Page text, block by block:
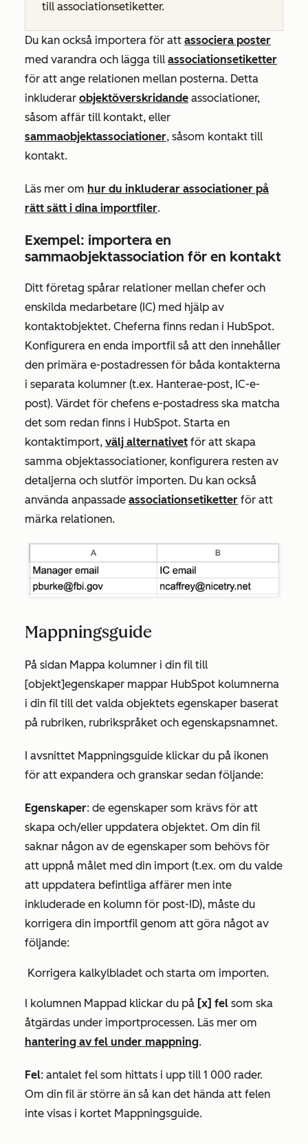
till associationsetiketter.
Du kan också importera för att associera poster
med varandra och lägga till associationsetiketter
för att ange relationen mellan posterna. Detta
inkluderar objektöverskridande associationer,
såsom affär till kontakt, eller
sammaobjektassociationer, såsom kontakt till
kontakt.
Läs mer om hur du inkluderar associationer på
rätt sätt i dina importfiler.
Exempel: importera en
sammaobjektassociation för en kontakt
Ditt företag spårar relationer mellan chefer och
enskilda medarbetare (IC) med hjälp av
kontaktobjektet. Cheferna finns redan i HubSpot.
Konfigurera en enda importfil så att den innehåller
den primära e-postadressen för båda kontakterna
i separata kolumner (t.ex. Hanterae-post, IC-e-
post). Värdet för chefens e-postadress ska matcha
det som redan finns i HubSpot. Starta en
kontaktimport, välj alternativet för att skapa
samma objektassociationer, konfigurera resten av
detaljerna och slutför importen. Du kan också
använda anpassade associationsetiketter för att
märka relationen.
Mappningsguide
På sidan Mappa kolumner i din fil till
[objekt]egenskaper mappar HubSpot kolumnerna
i din fil till det valda objektets egenskaper baserat
på rubriken, rubrikspråket och egenskapsnamnet.
I avsnittet Mappningsguide klickar du på ikonen
för att expandera och granskar sedan följande:
Egenskaper: de egenskaper som krävs för att
skapa och/eller uppdatera objektet. Om din fil
saknar någon av de egenskaper som behövs för
att uppnå målet med din import (t.ex. om du valde
att uppdatera befintliga affärer men inte
inkluderade en kolumn för post-ID), måste du
korrigera din importfil genom att göra något av
följande:
Korrigera kalkylbladet och starta om importen.
I kolumnen Mappad klickar du på [x] fel som ska
åtgärdas under importprocessen. Läs mer om
hantering av fel under mappning.
Fel: antalet fel som hittats i upp till 1 000 rader.
Om din fil är större än så kan det hända att felen
inte visas i kortet Mappningsguide.